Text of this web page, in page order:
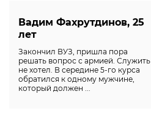
Вадим Фахрутдинов, 25
лет
Закончил ВУЗ, пришла пора
решать вопрос с армией. Служить
не хотел. В середине 5-го курса
обратился к одному мужчине,
который должен ...